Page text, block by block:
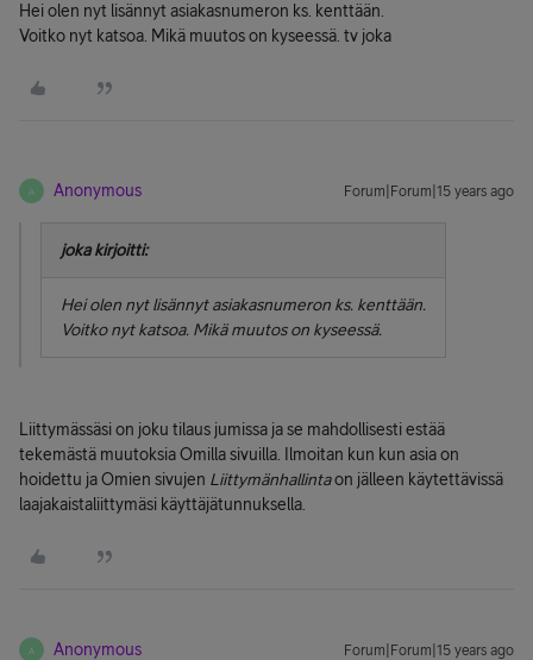
Hei olen nyt lisännyt asiakasnumeron ks. kenttään.
Voitko nyt katsoa. Mikä muutos on kyseessä. tv joka
A Anonymous Forum|Forum|15 years ago
joka kirjoitti:
Hei olen nyt lisännyt asiakasnumeron ks. kenttään.
Voitko nyt katsoa. Mikä muutos on kyseessä.
Liittymässäsi on joku tilaus jumissa ja se mahdollisesti estää
tekemästä muutoksia Omilla sivuilla. Ilmoitan kun kun asia on
hoidettu ja Omien sivujen Liittymänhallintaon jälleen käytettävissä
laajakaistaliittymäsi käyttäjätunnuksella.
A Anonymous Forum|Forum|15 years ago